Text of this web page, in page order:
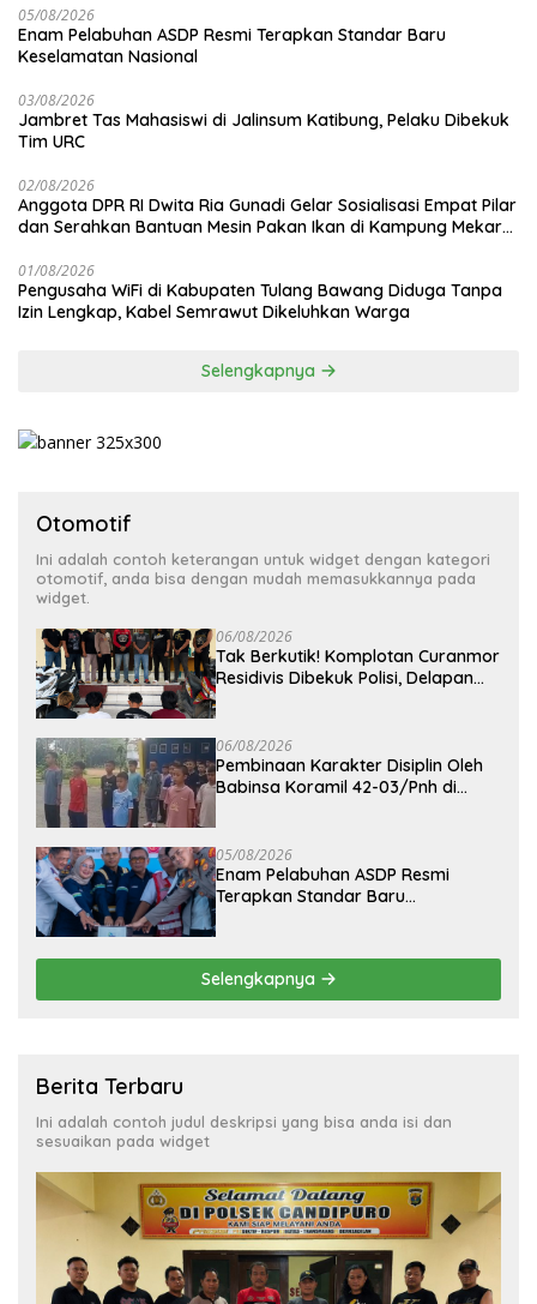
05/08/2026
Enam Pelabuhan ASDP Resmi Terapkan Standar Baru
Keselamatan Nasional
03/08/2026
Jambret Tas Mahasiswi di Jalinsum Katibung, Pelaku Dibekuk
Tim URC
02/08/2026
Anggota DPR RI Dwita Ria Gunadi Gelar Sosialisasi Empat Pilar
dan Serahkan Bantuan Mesin Pakan Ikan di Kampung Mekar
01/08/2026
Pengusaha WiFi di Kabupaten Tulang Bawang Diduga Tanpa
Izin Lengkap, Kabel Semrawut Dikeluhkan Warga
Selengkapnya
Otomotif
Ini adalah contoh keterangan untuk widget dengan kategori
otomotif, anda bisa dengan mudah memasukkannya pada
widget.
06/08/2026
Tak Berkutik! Komplotan Curanmor
Residivis Dibekuk Polisi, Delapan
06/08/2026
Pembinaan Karakter Disiplin Oleh
Babinsa Koramil 42-03/Pnh di
05/08/2026
Enam Pelabuhan ASDP Resmi
Terapkan Standar Baru
Selengkapnya
Berita Terbaru
Ini adalah contoh judul deskripsi yang bisa anda isi dan
sesuaikan pada widget